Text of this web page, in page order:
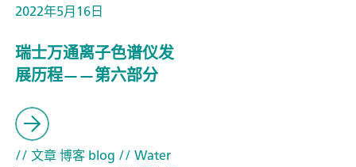
2022年5月16日
瑞士万通离子色谱仪发
展历程——第六部分
// 文章 博客 blog // Water